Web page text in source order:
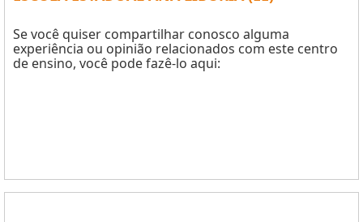
Se você quiser compartilhar conosco alguma
experiência ou opinião relacionados com este centro
de ensino, você pode fazê-lo aqui: